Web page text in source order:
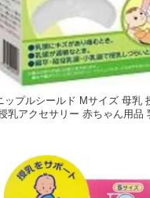
ップルシールド Mサイズ 母乳
乳アクセサリー 赤ちゃん用品
ビーケア用品 育児支援 乳頭 保
産 乳頭保護器 授乳器具